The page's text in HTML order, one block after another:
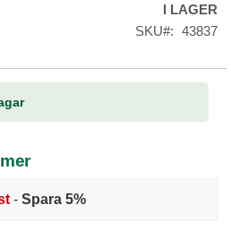
I LAGER
SKU
43837
- Spara 5%